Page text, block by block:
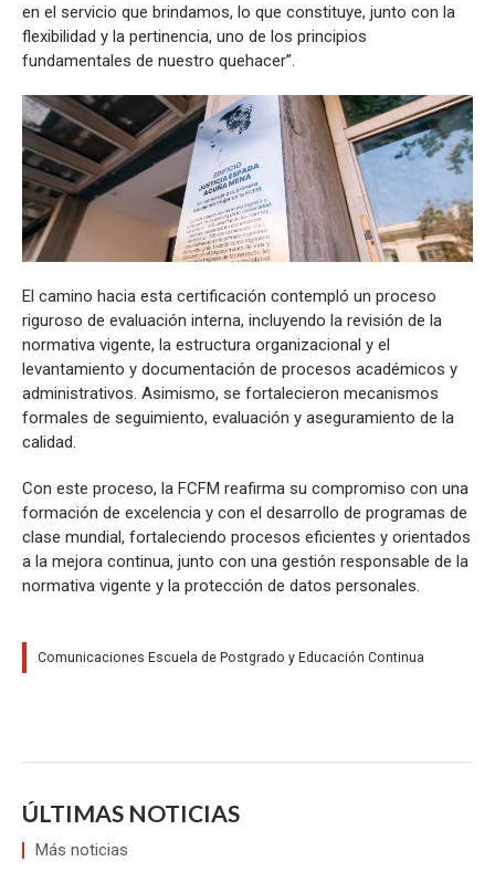
en el servicio que brindamos, lo que constituye, junto con la
flexibilidad y la pertinencia, uno de los principios
fundamentales de nuestro quehacer”.
El camino hacia esta certificación contempló un proceso
riguroso de evaluación interna, incluyendo la revisión de la
normativa vigente, la estructura organizacional y el
levantamiento y documentación de procesos académicos y
administrativos. Asimismo, se fortalecieron mecanismos
formales de seguimiento, evaluación y aseguramiento de la
calidad.
Con este proceso, la FCFM reafirma su compromiso con una
formación de excelencia y con el desarrollo de programas de
clase mundial, fortaleciendo procesos eficientes y orientados
a la mejora continua, junto con una gestión responsable de la
normativa vigente y la protección de datos personales.
Comunicaciones Escuela de Postgrado y Educación Continua
ÚLTIMAS NOTICIAS
Más noticias